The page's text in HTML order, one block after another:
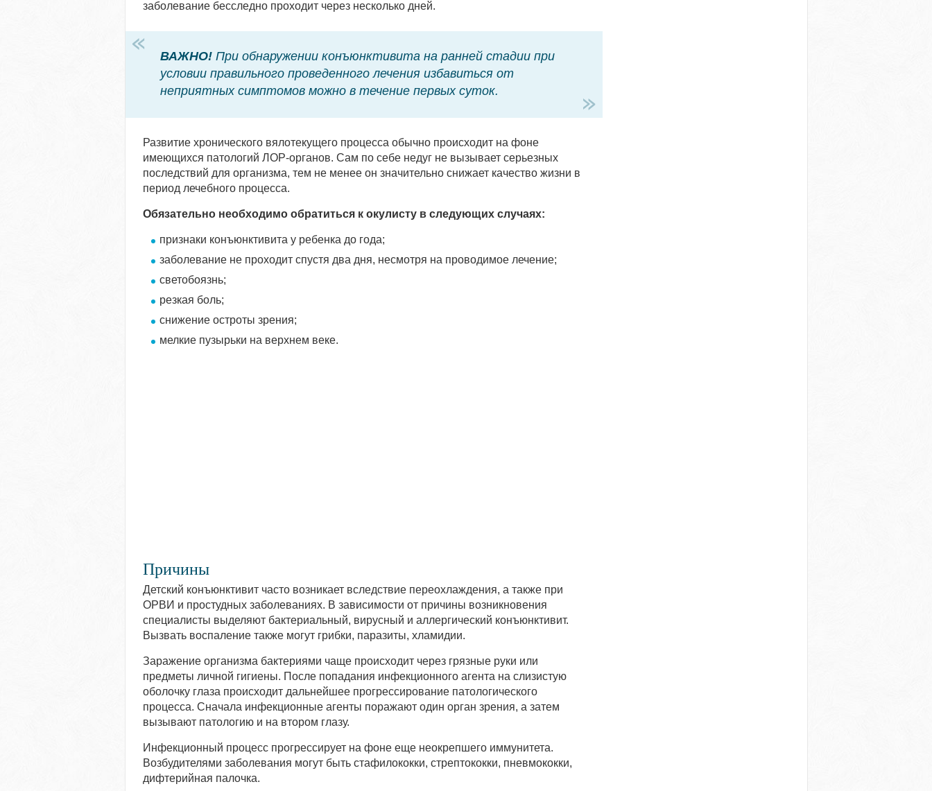
заболевание бесследно проходит через несколько дней.
ВАЖНО! При обнаружении конъюнктивита на ранней стадии при
условии правильного проведенного лечения избавиться от
неприятных симптомов можно в течение первых суток.
Развитие хронического вялотекущего процесса обычно происходит на фоне
имеющихся патологий ЛОР-органов. Сам по себе недуг не вызывает серьезных
последствий для организма, тем не менее он значительно снижает качество жизни в
период лечебного процесса.
Обязательно необходимо обратиться к окулисту в следующих случаях:
признаки конъюнктивита у ребенка до года;
заболевание не проходит спустя два дня, несмотря на проводимое лечение;
светобоязнь;
резкая боль;
снижение остроты зрения;
мелкие пузырьки на верхнем веке.
Причины
Детский конъюнктивит часто возникает вследствие переохлаждения, а также при
ОРВИ и простудных заболеваниях. В зависимости от причины возникновения
специалисты выделяют бактериальный, вирусный и аллергический конъюнктивит.
Вызвать воспаление также могут грибки, паразиты, хламидии.
Заражение организма бактериями чаще происходит через грязные руки или
предметы личной гигиены. После попадания инфекционного агента на слизистую
оболочку глаза происходит дальнейшее прогрессирование патологического
процесса. Сначала инфекционные агенты поражают один орган зрения, а затем
вызывают патологию и на втором глазу.
Инфекционный процесс прогрессирует на фоне еще неокрепшего иммунитета.
Возбудителями заболевания могут быть стафилококки, стрептококки, пневмококки,
дифтерийная палочка.